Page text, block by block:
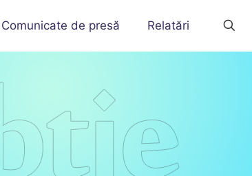
Comunicate de presă Relatări